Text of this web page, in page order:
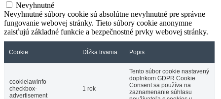
Nevyhnutné
Nevyhnutné súbory cookie sú absolútne nevyhnutné pre správne
fungovanie webovej stránky. Tieto súbory cookie anonymne
zaisťujú základné funkcie a bezpečnostné prvky webovej stránky.
Cookie Dĺžka trvania Popis
cookielawinfo-
checkbox-
advertisement
1 rok
Tento súbor cookie nastavený
doplnkom GDPR Cookie
Consent sa používa na
zaznamenanie súhlasu